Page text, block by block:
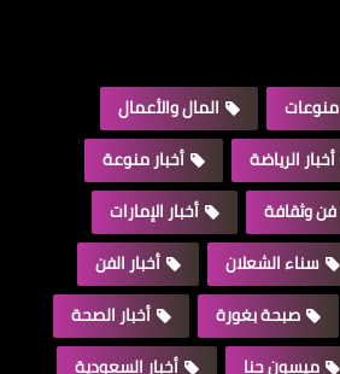
منوعات
المال والأعمال
أخبار الرياضة
أخبار منوعة
فن وثقافة
أخبار الإمارات
سناء الشعلان
أخبار الفن
صبحة بغورة
أخبار الصحة
ميسون حنا
أخبار السعودية